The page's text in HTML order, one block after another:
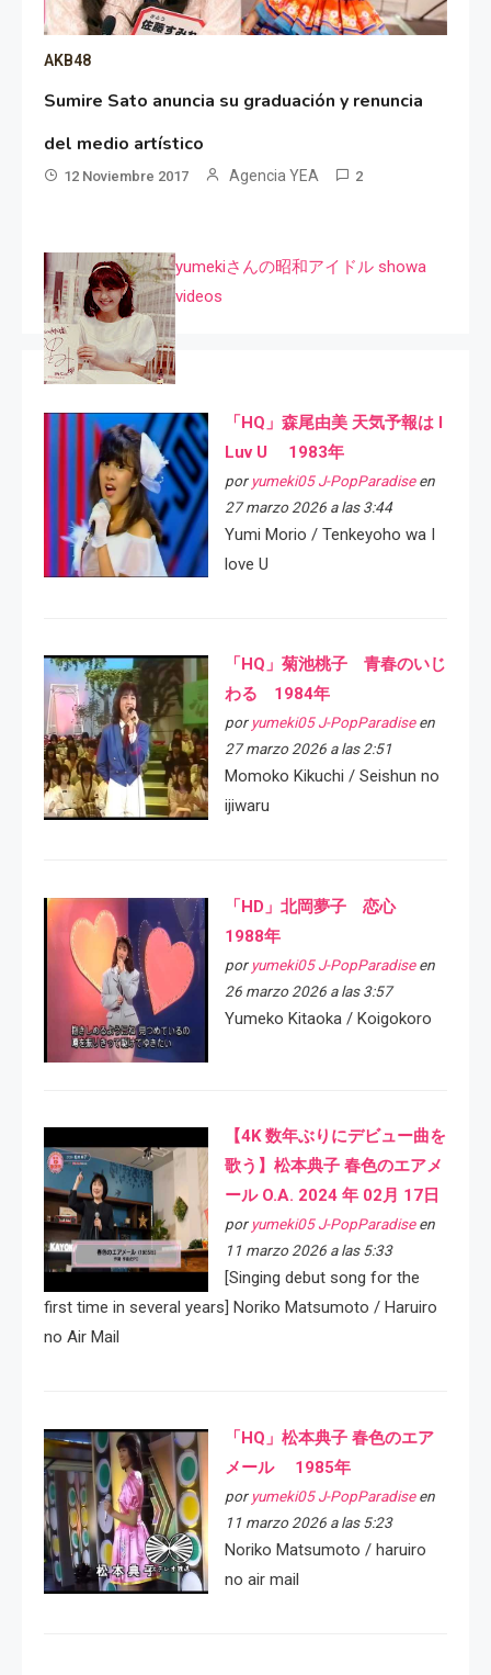
AKB48
Sumire Sato anuncia su graduación y renuncia
del medio artístico
12 Noviembre 2017 Agencia YEA 2
yumekiさんの昭和アイドル showa
videos
「HQ」森尾由美 天気予報は I
Luv U 1983年
por yumeki05 J-PopParadiseen
27 marzo 2026 a las 3:44
Yumi Morio / Tenkeyoho wa I
love U
「HQ」菊池桃子 青春のいじ
わる 1984年
por yumeki05 J-PopParadiseen
27 marzo 2026 a las 2:51
Momoko Kikuchi / Seishun no
ijiwaru
「HD」北岡夢子 恋心
1988年
por yumeki05 J-PopParadiseen
26 marzo 2026 a las 3:57
Yumeko Kitaoka / Koigokoro
【4K 数年ぶりにデビュー曲を
歌う】松本典子 春色のエアメ
ール O.A. 2024 年 02月 17日
por yumeki05 J-PopParadiseen
11 marzo 2026 a las 5:33
[Singing debut song for the
first time in several years] Noriko Matsumoto / Haruiro
no Air Mail
「HQ」松本典子 春色のエア
メール 1985年
por yumeki05 J-PopParadiseen
11 marzo 2026 a las 5:23
Noriko Matsumoto / haruiro
no air mail